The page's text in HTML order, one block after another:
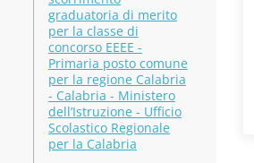
graduatoria di merito
per la classe di
concorso EEEE -
Primaria posto comune
per la regione Calabria
- Calabria - Ministero
dell’Istruzione - Ufficio
Scolastico Regionale
per la Calabria